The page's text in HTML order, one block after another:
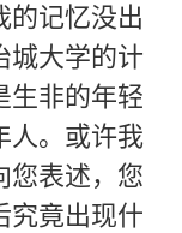
的记忆没出
城大学的计
生非的年轻
人。或许我
您表述，您
究竟出现什